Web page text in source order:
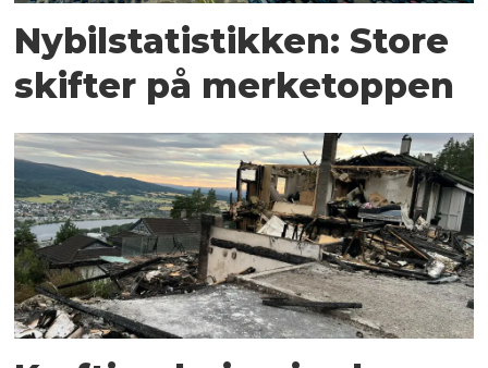
Nybilstatistikken: Store
skifter på merketoppen